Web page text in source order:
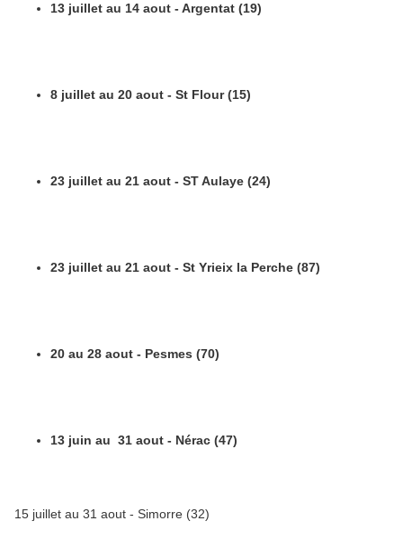
13 juillet au 14 aout - Argentat (19)
8 juillet au 20 aout - St Flour (15)
23 juillet au 21 aout - ST Aulaye (24)
23 juillet au 21 aout - St Yrieix la Perche (87)
20 au 28 aout - Pesmes (70)
13 juin au 31 aout - Nérac (47)
15 juillet au 31 aout - Simorre (32)